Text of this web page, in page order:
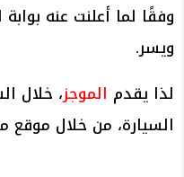
وفقًا لما أعلنت عنه
ويسر.
لذا يقدم الموجز، خلال
السيارة، من خلال موقع